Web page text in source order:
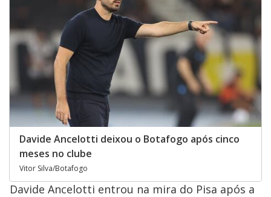
Davide Ancelotti deixou o Botafogo após cinco
meses no clube
Vitor Silva/Botafogo
Davide Ancelotti entrou na mira do Pisa após a